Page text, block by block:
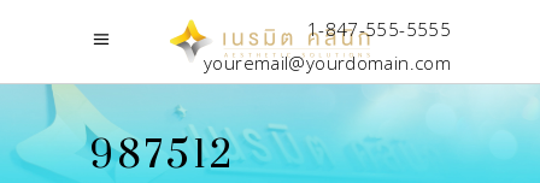
1-847-555-5555
youremail@yourdomain.com
987512